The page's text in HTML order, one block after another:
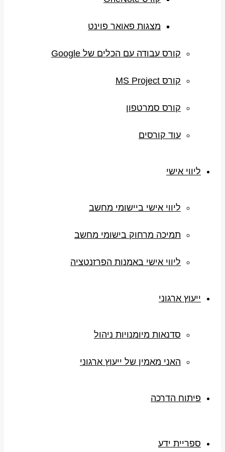
מצגות פאואר פוינט
קורס עבודה עם הכלים של Google
קורס MS Project
קורס סמרטפון
עוד קורסים
ליווי אישי
ליווי אישי ביישומי מחשב
תמיכה מרחוק בישומי מחשב
ליווי אישי באמנות הפרזנטציה
ייעוץ ארגוני
סדנאות מיומנויות ניהול
האני מאמין של ייעוץ ארגוני
פיתוח הדרכה
ספריית ידע